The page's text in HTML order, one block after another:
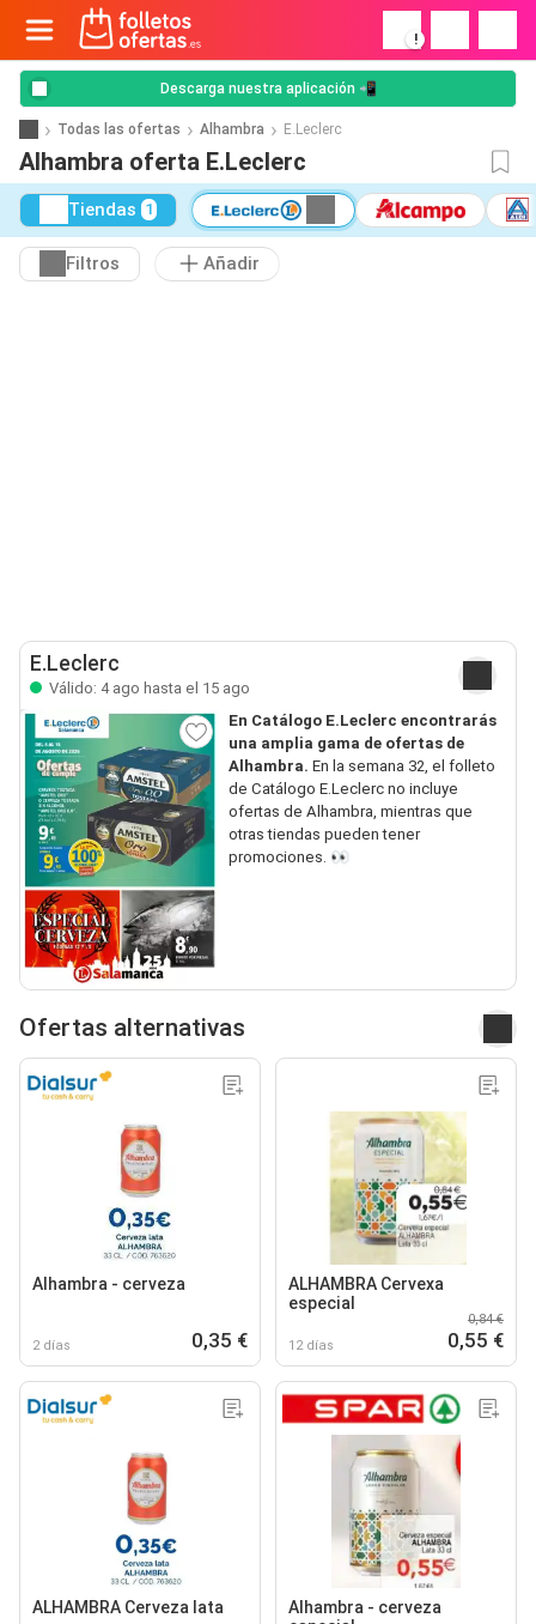
!
Descarga nuestra aplicación 📲
Todas las ofertas Alhambra E.Leclerc
Alhambra oferta E.Leclerc
Tiendas 1
Filtros Añadir
E.Leclerc
Válido: 4 ago hasta el 15 ago
En Catálogo E.Leclerc encontrarás
una amplia gama de ofertas de
Alhambra. En la semana 32, el folleto
de Catálogo E.Leclerc no incluye
ofertas de Alhambra, mientras que
otras tiendas pueden tener
promociones. 👀
Ofertas alternativas
Alhambra - cerveza
2 días 0,35 €
ALHAMBRA Cervexa
especial
12 días
0,84 €
0,55 €
ALHAMBRA Cerveza lata
Alhambra - cerveza